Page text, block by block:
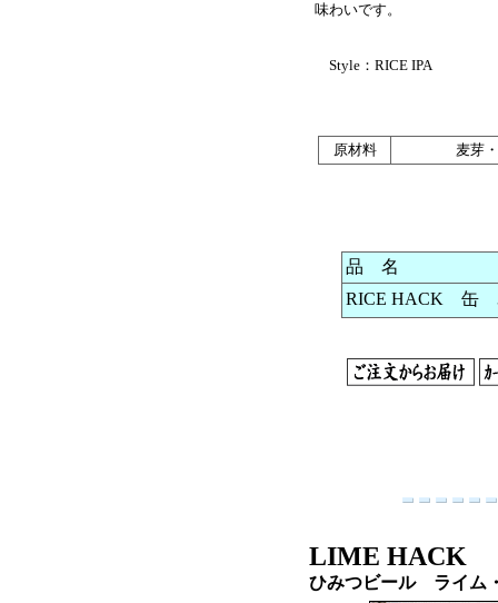
味わいです。
Style：RICE IPA
原材料 麦芽
品 名
RICE HACK 缶
LIME HACK
ひみつビール ライム